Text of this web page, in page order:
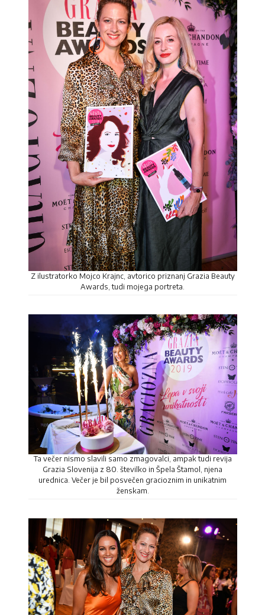
Z ilustratorko Mojco Krajnc, avtorico priznanj Grazia Beauty
Awards, tudi mojega portreta.
Ta večer nismo slavili samo zmagovalci, ampak tudi revija
Grazia Slovenija z 80. številko in Špela Štamol, njena
urednica. Večer je bil posvečen gracioznim in unikatnim
ženskam.